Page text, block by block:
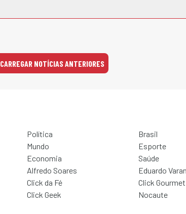
CARREGAR NOTÍCIAS ANTERIORES
Política
Brasil
Mundo
Esporte
Economia
Saúde
Alfredo Soares
Eduardo
Click da Fé
Click Gourmet
Click Geek Nocaute